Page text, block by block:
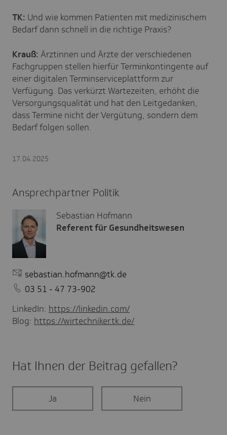
TK: Und wie kommen Patienten mit medizinischem
Bedarf dann schnell in die richtige Praxis?
Krauß: Ärztinnen und Ärzte der verschiedenen
Fachgruppen stellen hierfür Terminkontingente auf
einer digitalen Terminserviceplattform zur
Verfügung. Das verkürzt Wartezeiten, erhöht die
Versorgungsqualität und hat den Leitgedanken,
dass Termine nicht der Vergütung, sondern dem
Bedarf folgen sollen.
17.04.2025
Ansprechpartner Politik
Sebastian Hofmann
Referent für Gesundheitswesen
sebastian.hofmann@tk.de
03 51 - 47 73-902
LinkedIn: https://linkedin.com/
Blog: https://wirtechniker.tk.de/
Hat Ihnen der Beitrag gefal­len?
Ja Nein